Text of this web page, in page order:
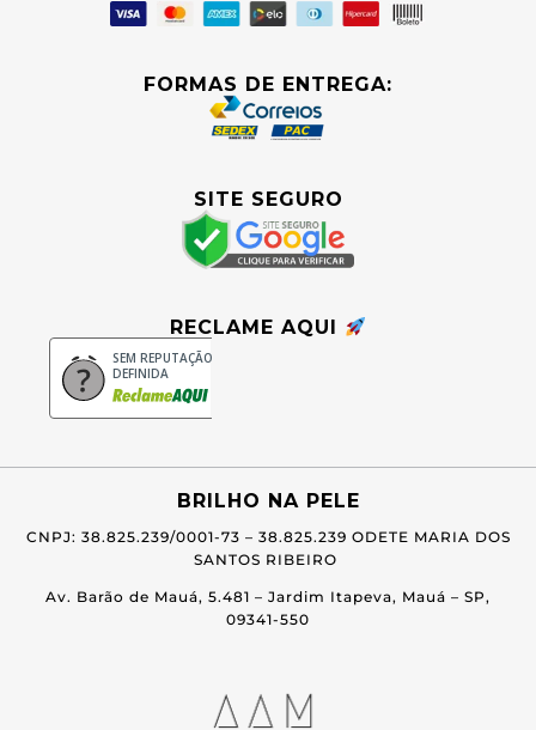
FORMAS DE ENTREGA:
SITE SEGURO
RECLAME AQUI
SEM REPUTAÇÃO
DEFINIDA
BRILHO NA PELE
CNPJ: 38.825.239/0001-73 – 38.825.239 ODETE MARIA DOS
SANTOS RIBEIRO
Av. Barão de Mauá, 5.481 – Jardim Itapeva, Mauá – SP,
09341-550